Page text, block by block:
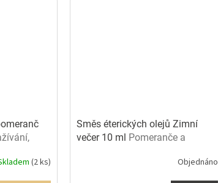
(2 ks)
Směs éterických olejů Zimní
večer 10 ml Pomeranče a
Objednáno